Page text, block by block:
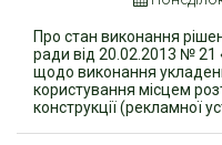
Про стан виконання
ради від 20.02.2013 № 21
щодо виконання
користування місцем
конструкції (рекламної